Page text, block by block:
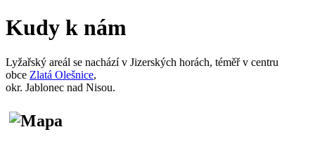
Kudy k nám
Lyžařský areál se nachází v Jizerských horách, téměř v centru
obce Zlatá Olešnice,
okr. Jablonec nad Nisou.